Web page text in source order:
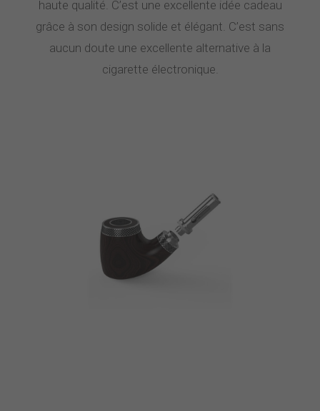
haute qualité. C’est une excellente idée cadeau
grâce à son design solide et élégant. C’est sans
aucun doute une excellente alternative à la
cigarette électronique.